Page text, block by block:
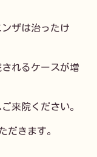
ザは治ったけ
れるケースが増
来院ください。
だきます。